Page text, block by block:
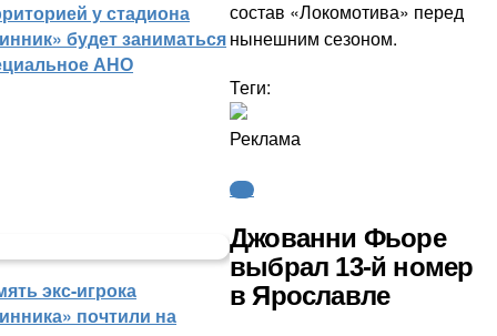
у стадиона
будет заниматься
АНО
экс-игрока
почтили на
состав «Локомотива» перед
нынешним сезоном.
Теги:
Реклама
КХЛ
Джованни Фьоре
выбрал 13-й номер
в Ярославле